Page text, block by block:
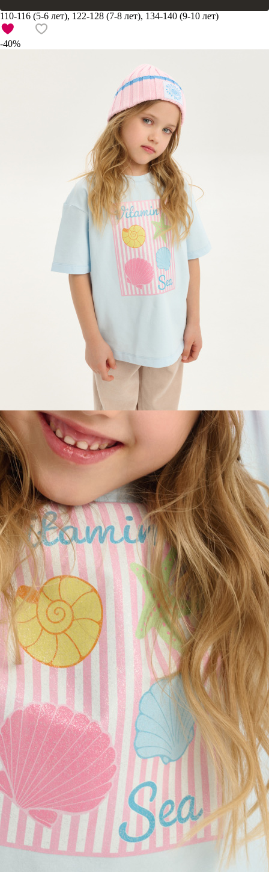
110-116 (5-6 лет), 122-128 (7-8 лет), 134-140 (9-10 лет)
-40%